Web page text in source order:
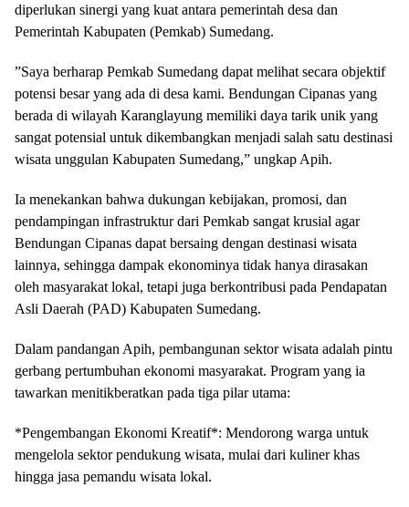
diperlukan sinergi yang kuat antara pemerintah desa dan
Pemerintah Kabupaten (Pemkab) Sumedang.
​”Saya berharap Pemkab Sumedang dapat melihat secara objektif
potensi besar yang ada di desa kami. Bendungan Cipanas yang
berada di wilayah Karanglayung memiliki daya tarik unik yang
sangat potensial untuk dikembangkan menjadi salah satu destinasi
wisata unggulan Kabupaten Sumedang,” ungkap Apih.
​Ia menekankan bahwa dukungan kebijakan, promosi, dan
pendampingan infrastruktur dari Pemkab sangat krusial agar
Bendungan Cipanas dapat bersaing dengan destinasi wisata
lainnya, sehingga dampak ekonominya tidak hanya dirasakan
oleh masyarakat lokal, tetapi juga berkontribusi pada Pendapatan
Asli Daerah (PAD) Kabupaten Sumedang.
​Dalam pandangan Apih, pembangunan sektor wisata adalah pintu
gerbang pertumbuhan ekonomi masyarakat. Program yang ia
tawarkan menitikberatkan pada tiga pilar utama:
*​Pengembangan Ekonomi Kreatif*: Mendorong warga untuk
mengelola sektor pendukung wisata, mulai dari kuliner khas
hingga jasa pemandu wisata lokal.